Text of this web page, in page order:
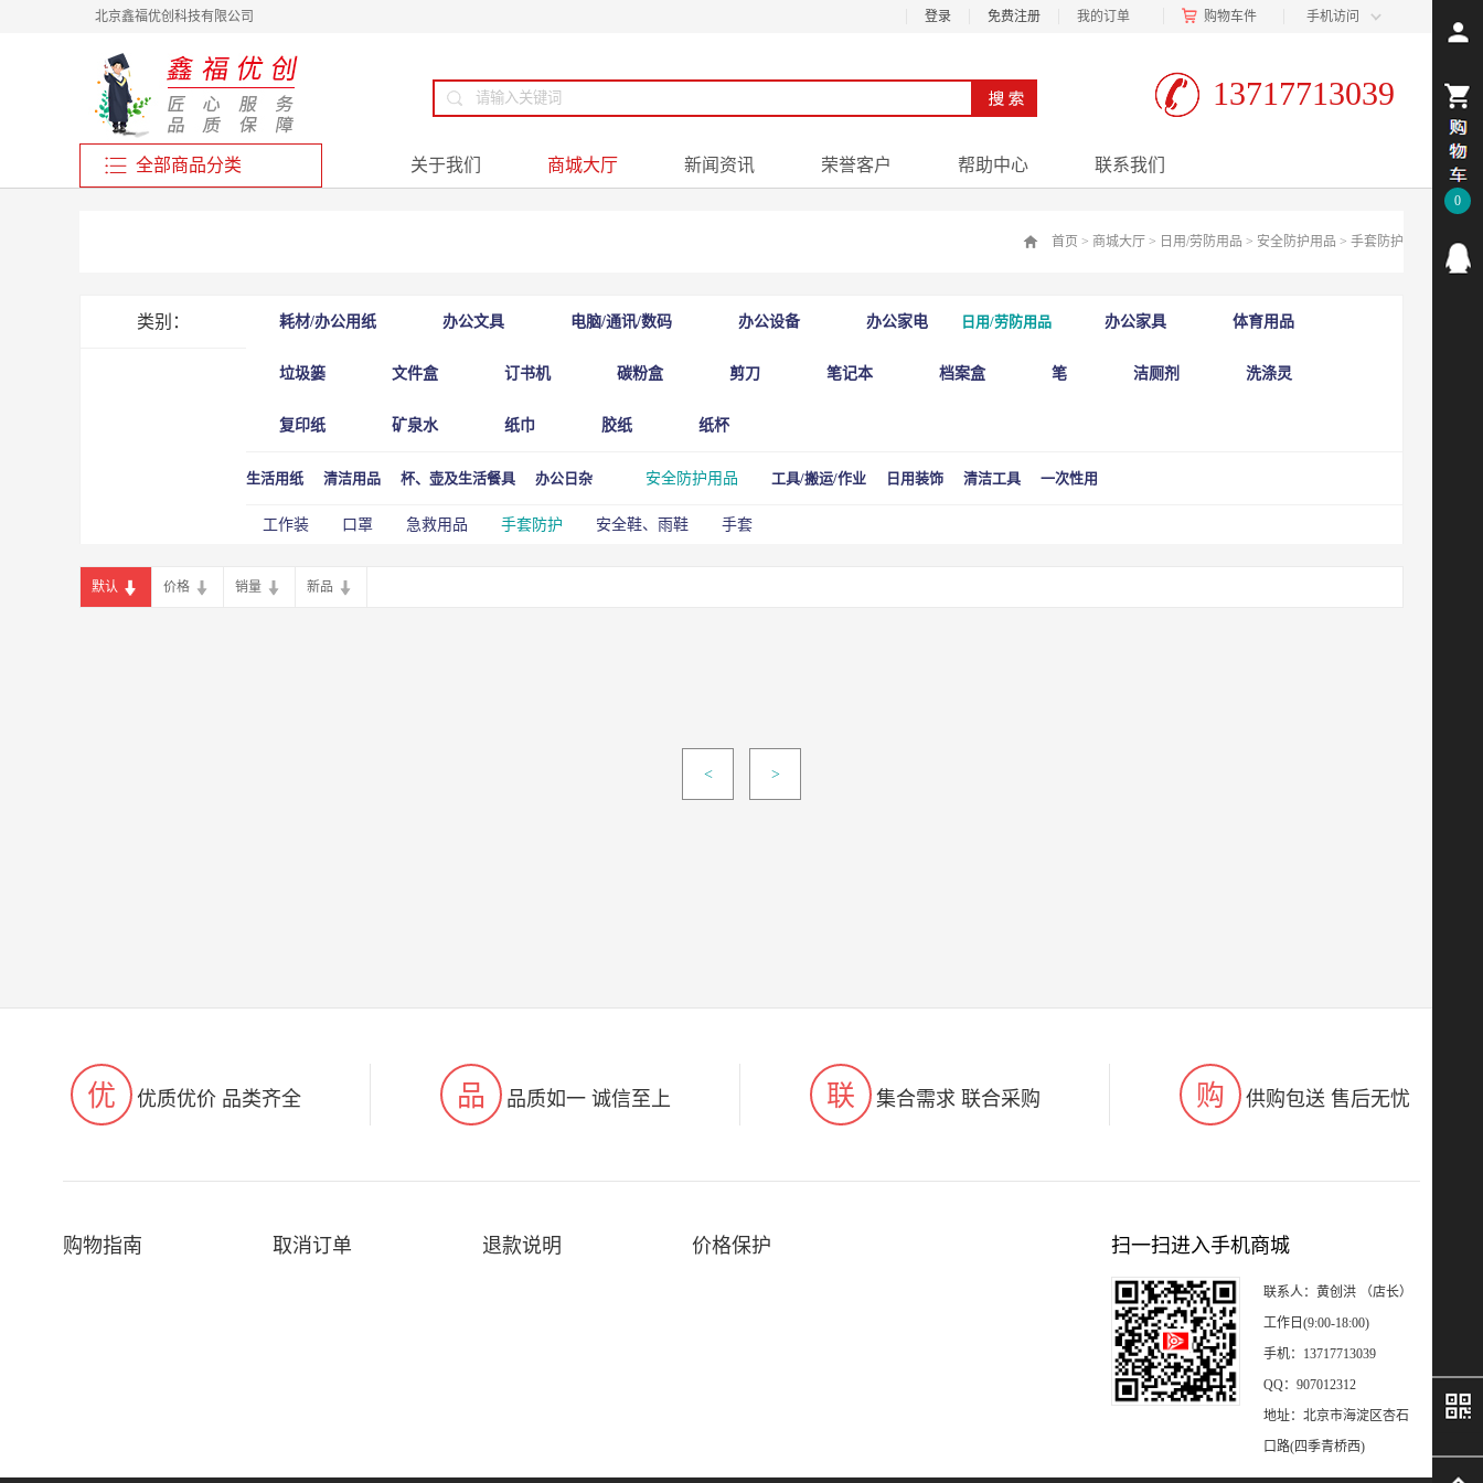
北京鑫福优创科技有限公司 手机访问
购物车件
我的订单
登录 免费注册
13717713039
全部商品分类 关于我们 商城大厅 新闻资讯 荣誉客户 帮助中心 联系我们
首页 > 商城大厅 > 日用/劳防用品 > 安全防护用品 > 手套防护
类别： 耗材/办公用纸 办公文具 电脑/通讯/数码 办公设备 办公家电 日用/劳防用品
生活用纸 清洁用品 杯、壶及生活餐具 办公日杂 安全防护用品
工作装 口罩 急救用品 手套防护 安全鞋、雨鞋 手套
工具/搬运/作业 日用装饰 清洁工具 一次性用
办公家具 体育用品
垃圾篓 文件盒 订书机 碳粉盒 剪刀 笔记本 档案盒 笔 洁厕剂 洗涤灵
复印纸 矿泉水 纸巾 胶纸 纸杯
默认 价格 销量 新品
< >
优 优质优价 品类齐全 品 品质如一 诚信至上 联 集合需求 联合采购 购 供购包送 售后无忧
购物指南 取消订单 退款说明 价格保护 扫一扫进入手机商城
联系人：黄创洪 （店长）
工作日(9:00-18:00)
手机：13717713039
QQ：907012312
地址：北京市海淀区杏石
口路(四季青桥西)
0